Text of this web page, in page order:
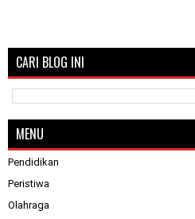
CARI BLOG INI
MENU
Pendidikan
Peristiwa
Olahraga